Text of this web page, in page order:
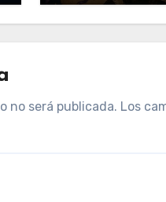
no será publicada. Los